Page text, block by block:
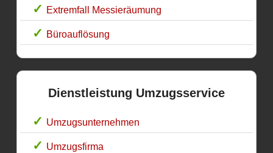
Extremfall Messieräumung
Büroauflösung
Dienstleistung Umzugsservice
Umzugsunternehmen
Umzugsfirma